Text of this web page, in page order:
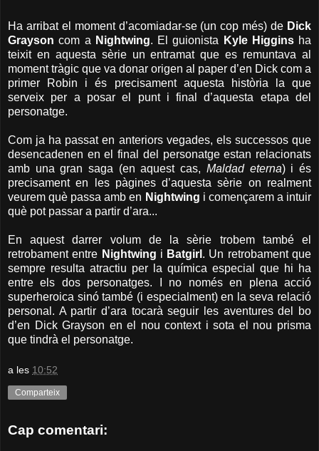
Ha arribat el moment d’acomiadar-se (un cop més) de Dick
Grayson com a Nightwing. El guionista Kyle Higginsha
teixit en aquesta sèrie un entramat que es remuntava al
moment tràgic que va donar origen al paper d’en Dick com a
primer Robin i és precisament aquesta història la que
serveix per a posar el punt i final d’aquesta etapa del
personatge.
Com ja ha passat en anteriors vegades, els successos que
desencadenen en el final del personatge estan relacionats
amb una gran saga (en aquest cas, Maldad eterna) i és
precisament en les pàgines d’aquesta sèrie on realment
veurem què passa amb en Nightwing i començarem a intuir
què pot passar a partir d’ara...
En aquest darrer volum de la sèrie trobem també el
retrobament entre Nightwing i Batgirl . Un retrobament que
sempre resulta atractiu per la química especial que hi ha
entre els dos personatges. I no només en plena acció
superheroica sinó també (i especialment) en la seva relació
personal. A partir d’ara tocarà seguir les aventures del bo
d’en Dick Grayson en el nou context i sota el nou prisma
que tindrà el personatge.
a les 10:52
Comparteix
Cap comentari: